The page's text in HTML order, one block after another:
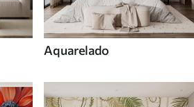
Aquarelado